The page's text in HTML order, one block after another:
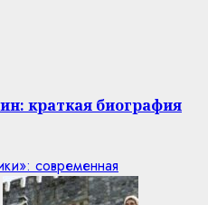
краткая биография
современная